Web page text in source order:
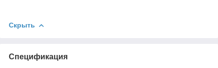
Скрыть
Спецификация